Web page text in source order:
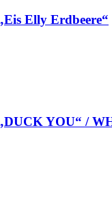
Elly Erdbeere“
YOU“ /